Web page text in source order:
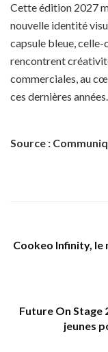
Cette édition 2027
nouvelle identité
capsule bleue,
rencontrent
commerciales, au
ces dernières années.
Source :
Cookeo Infinity, le
Future On
jeunes